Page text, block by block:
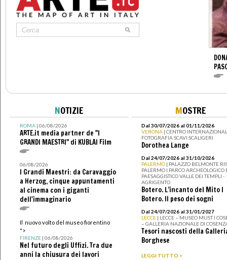
NOTIZIE
ROMA| 06/08/2026
ARTE.it media partner de "I
GRANDI MAESTRI" di KUBLAI Film
06/08/2026
I Grandi Maestri: da Caravaggio
a Herzog, cinque appuntamenti
al cinema con i giganti
dell'immaginario
Il nuovo volto del museo fiorentino
">
FIRENZE| 06/08/2026
Nel futuro degli Uffizi. Tra due
anni la chiusura dei lavori
MOSTRE
Dal 30/07/2026 al 01/11/2026
VERONA | CENTRO
FOTOGRAFIA SCAVI SCALIGERI
Dorothea Lange
Dal 24/07/2026 al 31/10/2026
PALERMO | PALAZZO BELMONTE
PALERMO I PARCO ARCHEOLOGICO
PAESAGGISTICO VALLE DEI TEMPLI -
AGRIGENTO
Botero. L’incanto del Mito I
Botero. Il peso dei sogni
Dal 24/07/2026 al 31/01/2027
LECCE | LECCE – MUSEO MUST I
– GALLERIA NAZIONALE DI
Tesori nascosti della
Borghese
LEGGI TUTTO >